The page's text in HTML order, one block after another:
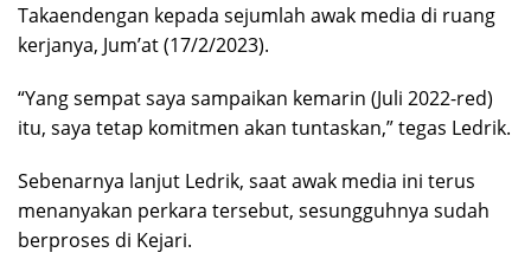
Takaendengan kepada sejumlah awak media di ruang
kerjanya, Jum’at (17/2/2023).
“Yang sempat saya sampaikan kemarin (Juli 2022-red)
itu, saya tetap komitmen akan tuntaskan,” tegas Ledrik.
Sebenarnya lanjut Ledrik, saat awak media ini terus
menanyakan perkara tersebut, sesungguhnya sudah
berproses di Kejari.